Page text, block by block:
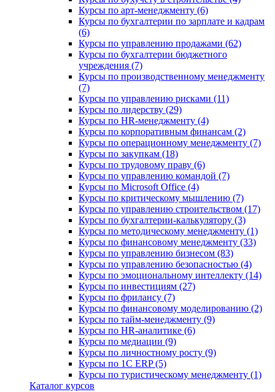
Курсы по арт-менеджменту (6)
Курсы по бухгалтерии по зарплате и кадрам
(6)
Курсы по управлению продажами (62)
Курсы по бухгалтерии бюджетного
учреждения (7)
Курсы по производственному менеджменту
(7)
Курсы по управлению рисками (11)
Курсы по лидерству (29)
Курсы по HR-менеджменту (4)
Курсы по корпоративным финансам (2)
Курсы по операционному менеджменту (7)
Курсы по закупкам (18)
Курсы по трудовому праву (6)
Курсы по управлению командой (7)
Курсы по Microsoft Office (4)
Курсы по критическому мышлению (7)
Курсы по управлению строительством (17)
Курсы по бухгалтерии-калькулятору (3)
Курсы по методическому менеджменту (1)
Курсы по финансовому менеджменту (33)
Курсы по управлению бизнесом (83)
Курсы по управлению безопасностью (4)
Курсы по эмоциональному интеллекту (14)
Курсы по инвестициям (27)
Курсы по фрилансу (7)
Курсы по финансовому моделированию (2)
Курсы по тайм-менеджменту (9)
Курсы по HR-аналитике (6)
Курсы по медиации (9)
Курсы по личностному росту (9)
Курсы по 1С ERP (5)
Курсы по туристическому менеджменту (1)
Каталог курсов